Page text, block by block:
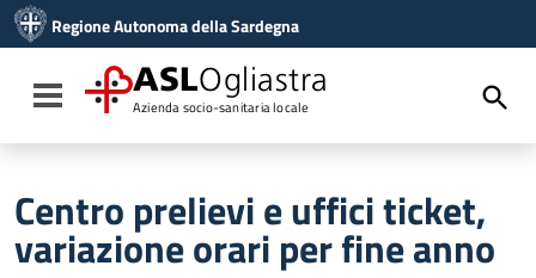
Vai al menu di navigazione
Vai al footer
Regione Autonoma della Sardegna
Toggle navigation
ASLOgliastra
Azienda socio-sanitaria locale
Centro prelievi e uffici ticket,
variazione orari per fine anno